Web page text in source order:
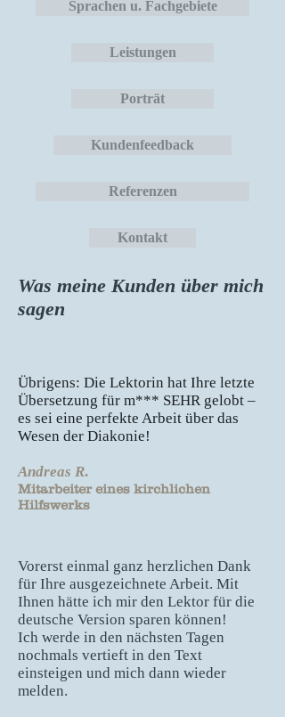
Sprachen u. Fachgebiete
Leistungen
Porträt
Kundenfeedback
Referenzen
Kontakt
Was meine Kunden über mich
sagen
Übrigens: Die Lektorin hat Ihre letzte
Übersetzung für m*** SEHR gelobt –
es sei eine perfekte Arbeit über das
Wesen der Diakonie!
Andreas R.
Mitarbeiter eines kirchlichen
Hilfswerks
Vorerst einmal ganz herzlichen Dank
für Ihre ausgezeichnete Arbeit. Mit
Ihnen hätte ich mir den Lektor für die
deutsche Version sparen können!
Ich werde in den nächsten Tagen
nochmals vertieft in den Text
einsteigen und mich dann wieder
melden.